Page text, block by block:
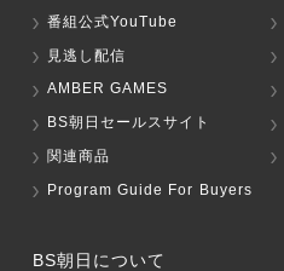
番組公式YouTube
見逃し配信
AMBER GAMES
BS朝日セールスサイト
関連商品
Program Guide For Buyers
BS朝日について